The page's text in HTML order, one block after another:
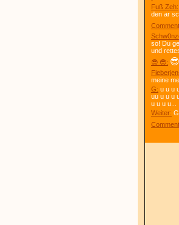
Fuß Zeh:
den ar
so! Du
und
😎 😎: 😎
meine
G: u u u
uu u u u
u u u u...
Weiter: